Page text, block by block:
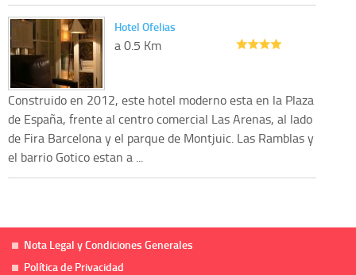
Hotel Ofelias
a 0.5 Km
Construido en 2012, este hotel moderno esta en la Plaza
de España, frente al centro comercial Las Arenas, al lado
de Fira Barcelona y el parque de Montjuic. Las Ramblas y
el barrio Gotico estan a ...
Nota Legal y Condiciones Generales
Política de Privacidad